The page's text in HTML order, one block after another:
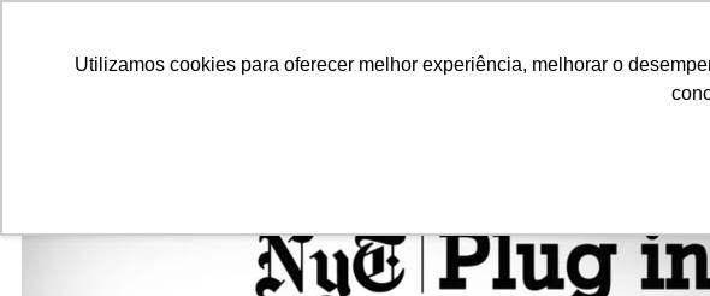
Utilizamos cookies para oferecer melhor experiência, melhorar o